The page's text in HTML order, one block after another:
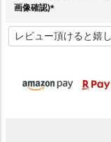
画像確認)
必
須